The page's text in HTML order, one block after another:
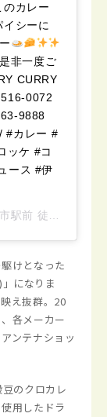
のカレー
イシーに
非一度ご
CURRY
0072
9888
#カレー #
ッケ #コ
ース #伊
歩1分 CAFE
けとなった
になりま
え抜群。20
各メーカー
ンテナショッ
のクロカレ
用したドラ